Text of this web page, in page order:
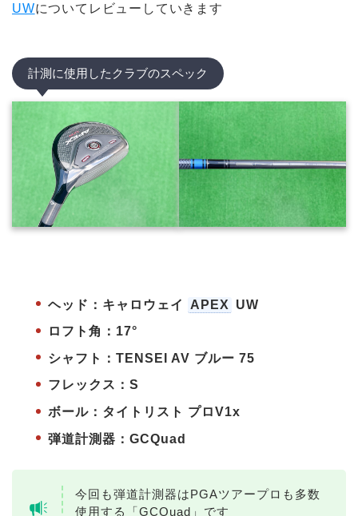
UWについてレビューしていきます
計測に使用したクラブのスペック
ヘッド：キャロウェイ APEX
UW
ロフト角：17°
シャフト：TENSEI AV ブルー 75
フレックス：S
ボール：タイトリスト プロV1x
弾道計測器：GCQuad
今回も弾道計測器はPGAツアープロも多数
使用する「GCQuad」です